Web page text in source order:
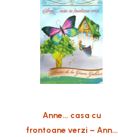
Anne… casa cu
frontoane verzi – Anne